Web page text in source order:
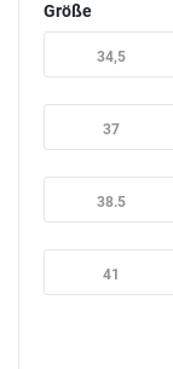
Größe
34,5
37
38.5
41